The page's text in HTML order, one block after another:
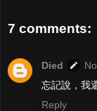
7 comments:
Died
忘記說，我
Reply